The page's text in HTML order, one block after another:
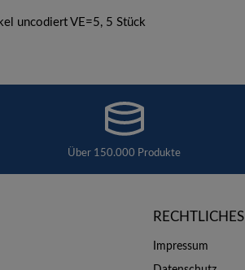
uncodiert VE=5, 5 Stück
Über 150.000 Produkte
RECHTLICHES
Impressum